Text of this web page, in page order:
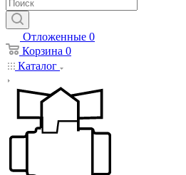
Отложенные 0
Корзина 0
Каталог